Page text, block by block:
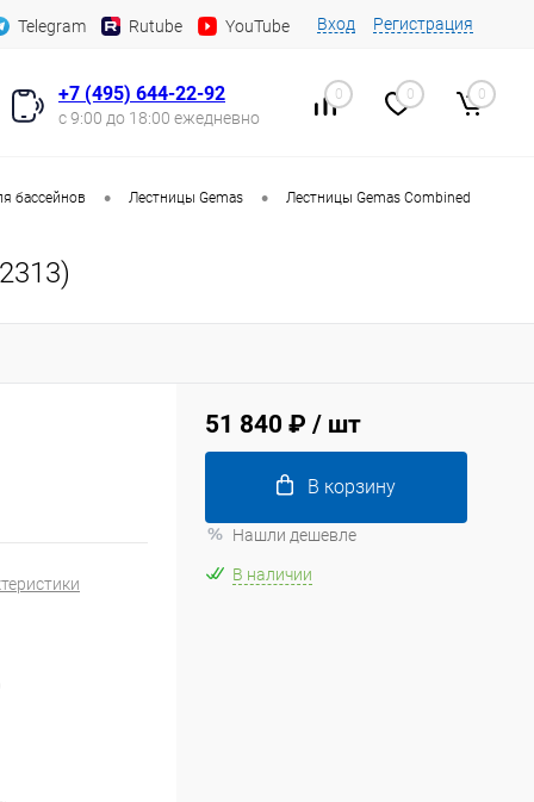
Telegram Rutube YouTube Вход Регистрация
+7 (495) 644-22-92
с 9:00 до 18:00 ежедневно
0 0 0
бассейнов • Лестницы Gemas • Лестницы Gemas Combined
51 840 ₽ / шт
В корзину
Нашли дешевле
В наличии